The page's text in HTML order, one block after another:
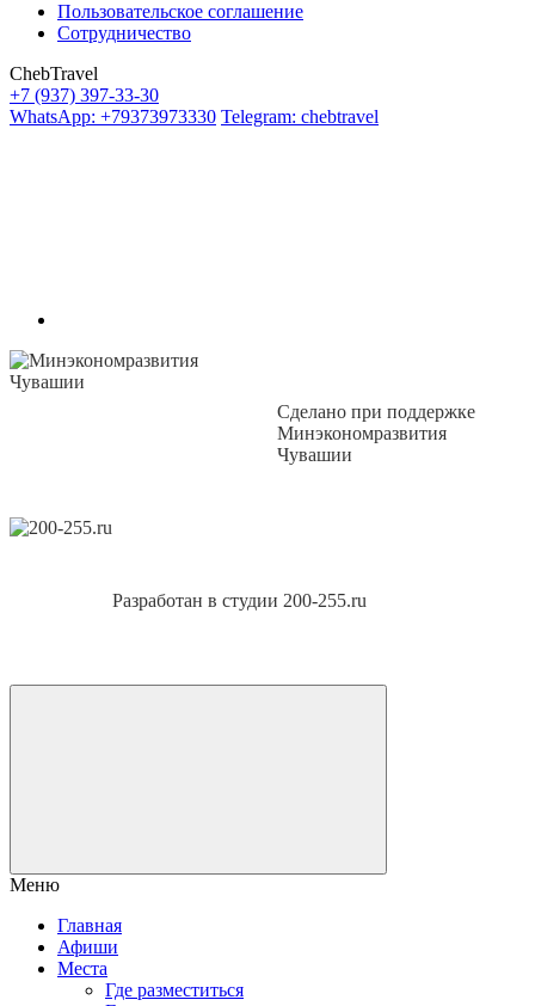
Пользовательское соглашение
Сотрудничество
ChebTravel
+7 (937) 397-33-30
WhatsApp: +79373973330 Telegram: chebtravel
Сделано при поддержке
Минэкономразвития
Чувашии
Разработан в студии 200-255.ru
Меню
Главная
Афиши
Места
Где разместиться